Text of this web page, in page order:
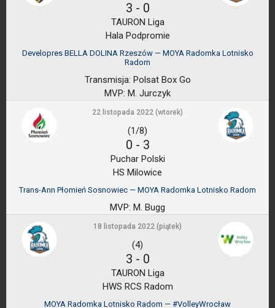
3 - 0
TAURON Liga
Hala Podpromie
Developres BELLA DOLINA Rzeszów — MOYA Radomka Lotnisko
Radom
Transmisja: Polsat Box Go
MVP: M. Jurczyk
22 listopada 2022 (wtorek)
(1/8)
0 - 3
Puchar Polski
HS Milowice
Trans-Ann Płomień Sosnowiec — MOYA Radomka Lotnisko Radom
MVP: M. Bugg
18 listopada 2022 (piątek)
(4)
3 - 0
TAURON Liga
HWS RCS Radom
MOYA Radomka Lotnisko Radom — #VolleyWrocław